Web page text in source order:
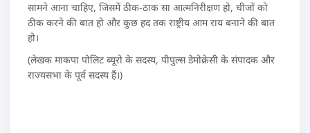
सामने आना चाहिए, जिसमें ठीक-ठाक सा आत्मनिरीक्षण हो, चीजों को
ठीक करने की बात हो और कुछ हद तक राष्ट्रीय आम राय बनाने की बात
हो।
(लेखक माकपा पोलिट ब्यूरो के सदस्य, पीपुल्स डेमोक्रेसी के संपादक और
राज्यसभा के पूर्व सदस्य हैं।)